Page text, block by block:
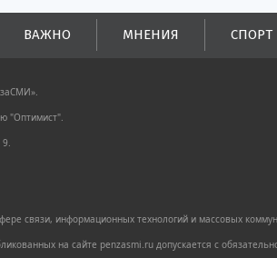
бюджеты
ВАЖНО МНЕНИЯ СПОРТ
"Оптимист".
связи, информационных технологий и массовых
на сайте penzasmi.ru допускается с